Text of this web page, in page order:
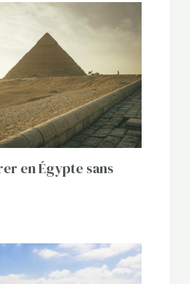
en Égypte sans